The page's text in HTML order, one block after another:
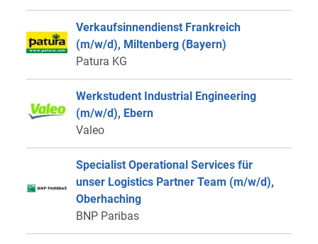
Verkaufsinnendienst Frankreich
(m/w/d), Miltenberg (Bayern)
Patura KG
Werkstudent Industrial Engineering
(m/w/d), Ebern
Valeo
Specialist Operational Services für
unser Logistics Partner Team (m/w/d),
Oberhaching
BNP Paribas